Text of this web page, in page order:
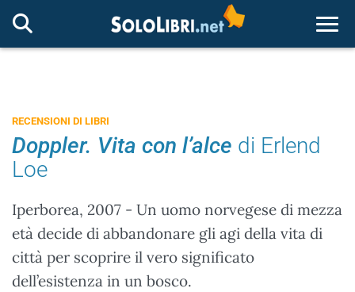
RECENSIONI DI LIBRI
Doppler. Vita con l’alce di Erlend
Loe
Iperborea, 2007 - Un uomo norvegese di mezza
età decide di abbandonare gli agi della vita di
città per scoprire il vero significato
dell’esistenza in un bosco.